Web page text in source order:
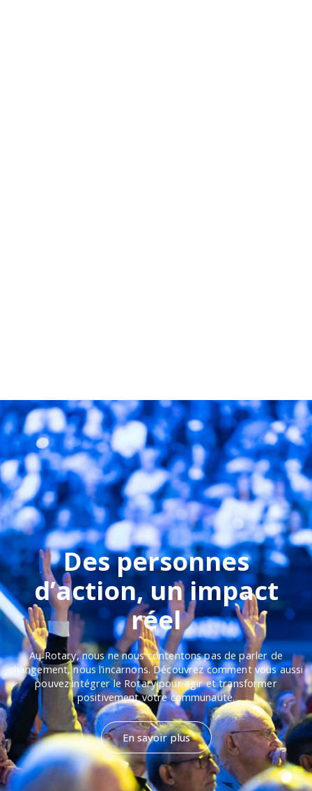
Des personnes
d’action, un impact
réel
Au Rotary, nous ne nous contentons pas de parler de
changement, nous l’incarnons. Découvrez comment vous aussi
pouvez intégrer le Rotary pour agir et transformer
positivement votre communauté.
En savoir plus